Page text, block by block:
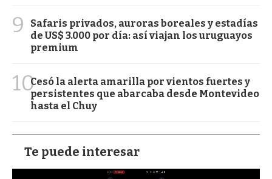
9
Safaris privados, auroras boreales y estadías
de US$ 3.000 por día: así viajan los uruguayos
premium
10Cesó la alerta amarilla por vientos fuertes y
persistentes que abarcaba desde Montevideo
hasta el Chuy
Te puede interesar